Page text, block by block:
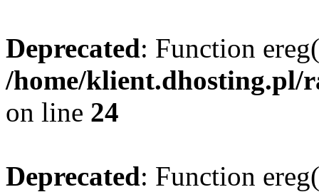
Deprecated: Function
/home/klient.dhosting.pl/
on line 24
Deprecated: Function